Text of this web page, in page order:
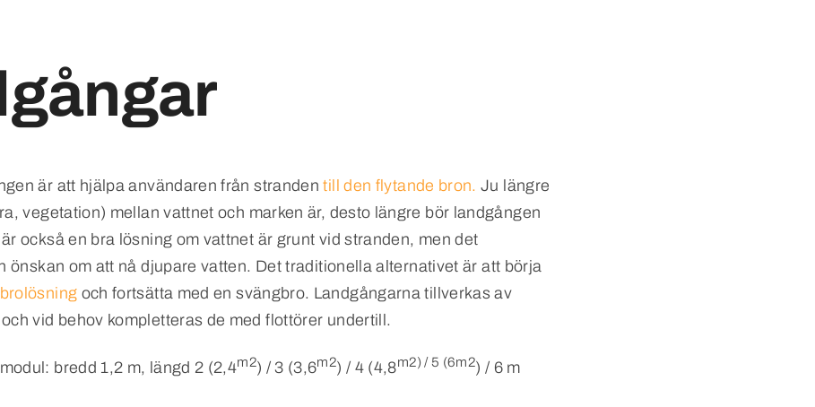
är att hjälpa användaren från strandentill den flytande bron. Ju längre
vegetation) mellan vattnet och marken är, desto längre bör landgången
också en bra lösning om vattnet är grunt vid stranden, men det
önskan om att nå djupare vatten. Det traditionella alternativet är att börja
och fortsätta med en svängbro. Landgångarna tillverkas av
vid behov kompletteras de med flottörer undertill.
bredd 1,2 m, längd 2 (2,4m2) / 3 (3,6m2) / 4 (4,8m2) / 5 (6m2) / 6 m